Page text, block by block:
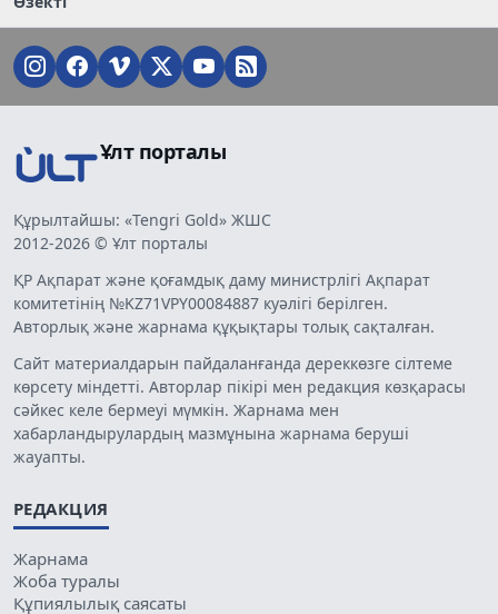
Ұлт порталы
Құрылтайшы: «Tengri Gold» ЖШС
2012-2026 © Ұлт порталы
ҚР Ақпарат және қоғамдық даму министрлігі Ақпарат
комитетінің №KZ71VPY00084887 куәлігі берілген.
Авторлық және жарнама құқықтары толық сақталған.
Сайт материалдарын пайдаланғанда дереккөзге сілтеме
көрсету міндетті. Авторлар пікірі мен редакция көзқарасы
сәйкес келе бермеуі мүмкін. Жарнама мен
хабарландырулардың мазмұнына жарнама беруші
жауапты.
РЕДАКЦИЯ
Жарнама
Жоба туралы
Құпиялылық саясаты